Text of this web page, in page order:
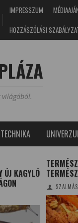
IMPRESSZUM
HOZZÁSZÓLÁSI
TECHNIKA
ÚJ KAGYLÓ